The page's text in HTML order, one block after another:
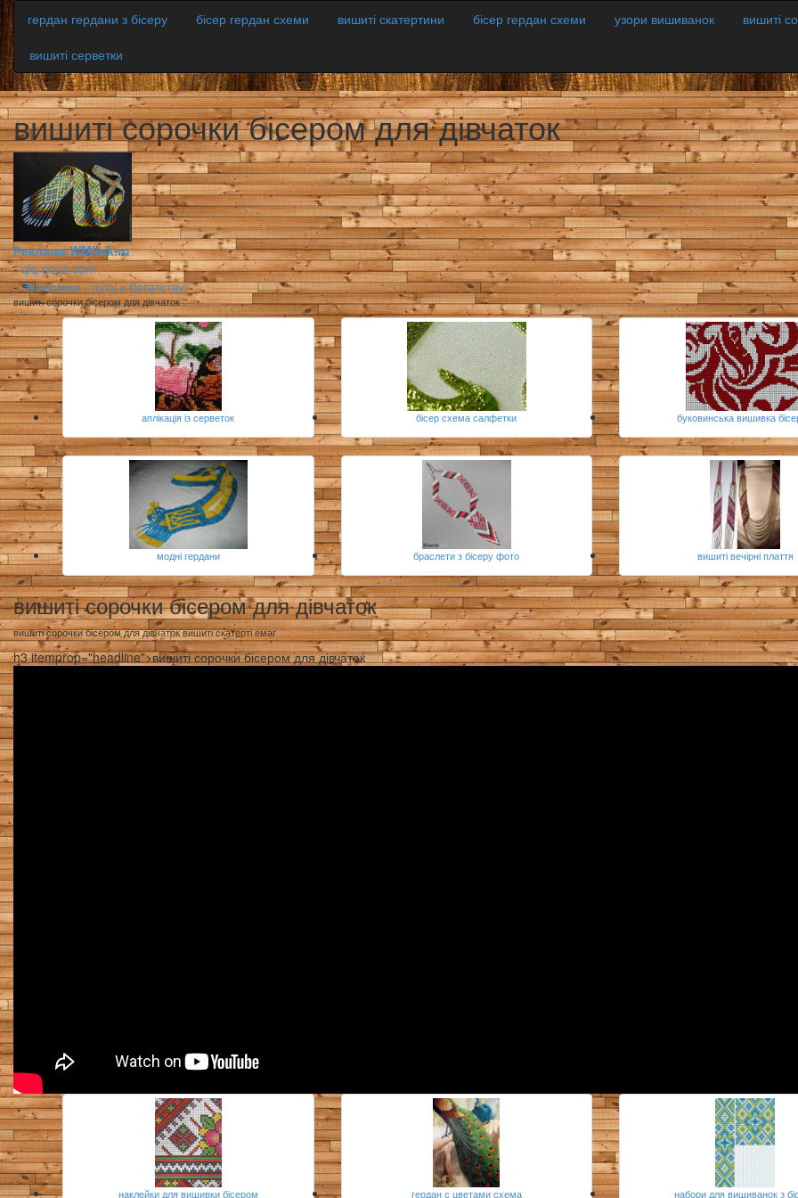
гердан гердани з бісеру бісер гердан схеми вишиті скатертини бісер гердан схеми узори вишиванок
вишиті
вишиті серветки
вишиті сорочки бісером для дівчаток
Реклама WMlink.ru
-qiq.ucoz.com
-Экономия - путь к богатству!
вишиті сорочки бісером для дівчаток
аплікація із серветок бісер схема салфетки буковинська вишивка
модні гердани браслети з бісеру фото вишиті вечірні плаття
вишиті сорочки бісером для дівчаток
вишиті сорочки бісером для дівчаток вишиті скатерті емаг
h3 itemprop="headline">вишиті сорочки бісером для дівчаток
наклейки для вишивки бісером гердан с цветами схема набори для вишиванок з